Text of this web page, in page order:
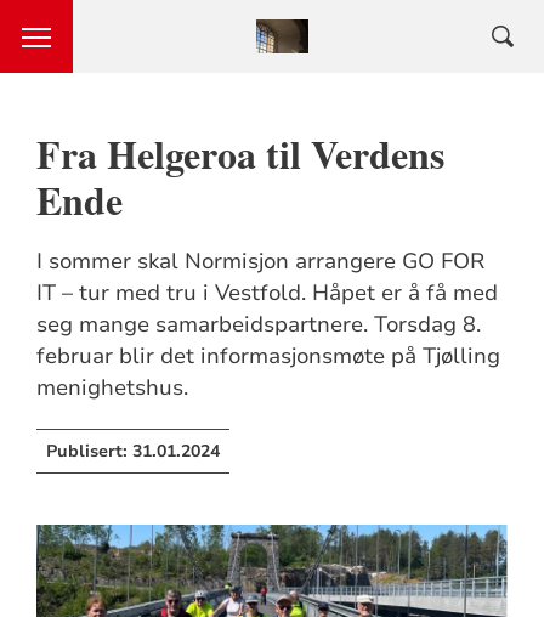
Fra Helgeroa til Verdens
Ende
I sommer skal Normisjon arrangere GO FOR
IT – tur med tru i Vestfold. Håpet er å få med
seg mange samarbeidspartnere. Torsdag 8.
februar blir det informasjonsmøte på Tjølling
menighetshus.
Publisert: 31.01.2024